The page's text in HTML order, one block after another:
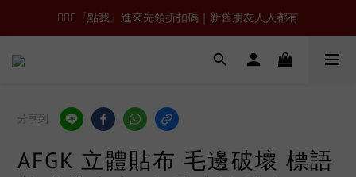
🙋🏻‍♂️『點我』進來先領折扣碼｜新舊朋友人人都有
分享到
AFGK 立體貼布 毛邊破壞 標語